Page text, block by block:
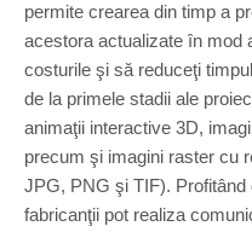
permite crearea din timp a
acestora actualizate în mod
costurile şi să reduceţi
de la primele stadii ale
animaţii interactive 3D,
precum şi imagini raster cu
JPG, PNG şi TIF). Profitând
fabricanţii pot realiza